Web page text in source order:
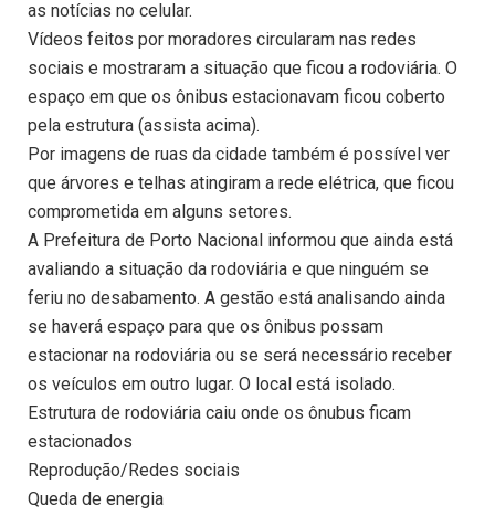
as notícias no celular.
Vídeos feitos por moradores circularam nas redes
sociais e mostraram a situação que ficou a rodoviária. O
espaço em que os ônibus estacionavam ficou coberto
pela estrutura (assista acima).
Por imagens de ruas da cidade também é possível ver
que árvores e telhas atingiram a rede elétrica, que ficou
comprometida em alguns setores.
A Prefeitura de Porto Nacional informou que ainda está
avaliando a situação da rodoviária e que ninguém se
feriu no desabamento. A gestão está analisando ainda
se haverá espaço para que os ônibus possam
estacionar na rodoviária ou se será necessário receber
os veículos em outro lugar. O local está isolado.
Estrutura de rodoviária caiu onde os ônubus ficam
estacionados
Reprodução/Redes sociais
Queda de energia